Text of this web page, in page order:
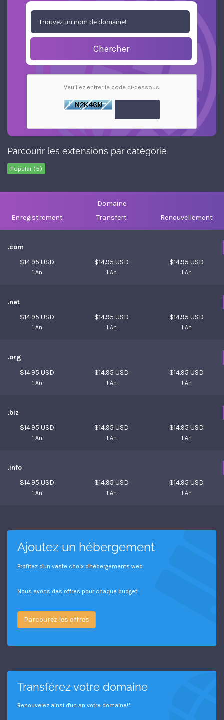
Chercher
Veuillez entrer le code ci-dessous
Parcourir les extensions par catégorie
Popular (5)
Domaine
Enregistrement
Transfert Renouvellement
.com
$14.95 USD
1 An
$14.95 USD
1 An
$14.95 USD
1 An
.net
$14.95 USD
1 An
$14.95 USD
1 An
$14.95 USD
1 An
.org
$14.95 USD
1 An
$14.95 USD
1 An
$14.95 USD
1 An
.biz
$14.95 USD
1 An
$14.95 USD
1 An
$14.95 USD
1 An
.info
$14.95 USD
1 An
$14.95 USD
1 An
$14.95 USD
1 An
Ajoutez un hébergement
Profitez d'un vaste choix d'hébergements web
Nous avons des offres pour chaque budget
Parcourez les offres
Transférez votre domaine
Renouvelez ainsi d'un an votre domaine!*